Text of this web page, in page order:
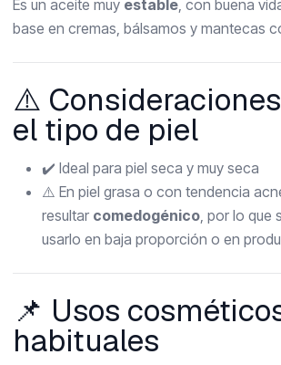
Es un aceite muy estable, con buena
base en cremas, bálsamos y mantecas
⚠️
el tipo de piel
✔️ Ideal para piel seca y muy seca
⚠️ En piel grasa o con tendencia
resultar comedogénico, por lo que
usarlo en baja proporción o en
📌 Usos
habituales